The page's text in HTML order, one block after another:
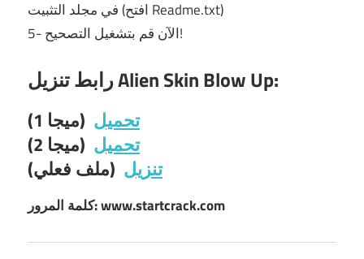
في مجلد التثبيت (افتح Readme.txt)
5- الآن قم بتشغيل التصحيح!
رابط تنزيل Alien Skin Blow Up:
تحميل (ميجا 1)
تحميل (ميجا 2)
تنزيل (ملف فعلي)
كلمة المرور: www.startcrack.com